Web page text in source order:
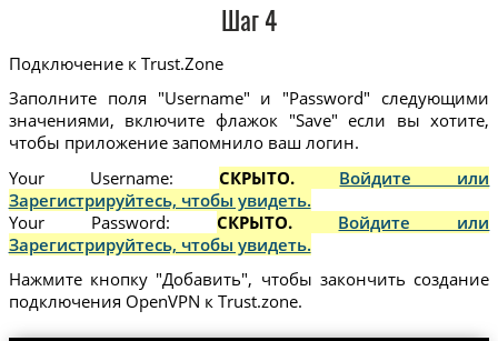
Шаг 4
Подключение к Trust.Zone
Заполните поля "Username" и "Password" следующими
значениями, включите флажок "Save" если вы хотите,
чтобы приложение запомнило ваш логин.
Your Username: СКРЫТО. Войдите или
Зарегистрируйтесь, чтобы увидеть.
Your Password: СКРЫТО. Войдите или
Зарегистрируйтесь, чтобы увидеть.
Нажмите кнопку "Добавить", чтобы закончить создание
подключения OpenVPN к Trust.zone.